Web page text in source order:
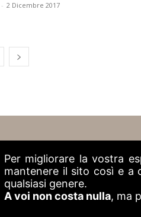
- 2 Dicembre 2017
Per migliorare la vostra
mantenere il sito così e a
qualsiasi genere.
A voi non costa nulla, ma